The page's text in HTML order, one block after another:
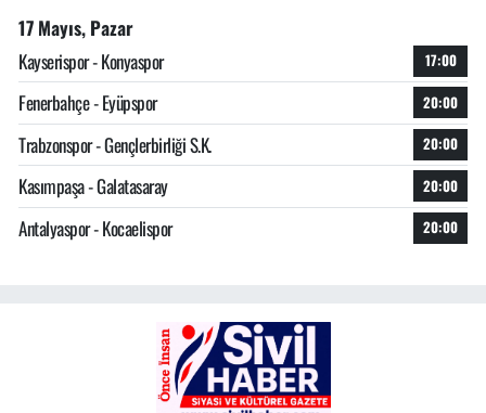
17 Mayıs, Pazar
Kayserispor - Konyaspor
17:00
Fenerbahçe - Eyüpspor 20:00
Trabzonspor - Gençlerbirliği S.K. 20:00
Kasımpaşa - Galatasaray 20:00
Antalyaspor - Kocaelispor 20:00